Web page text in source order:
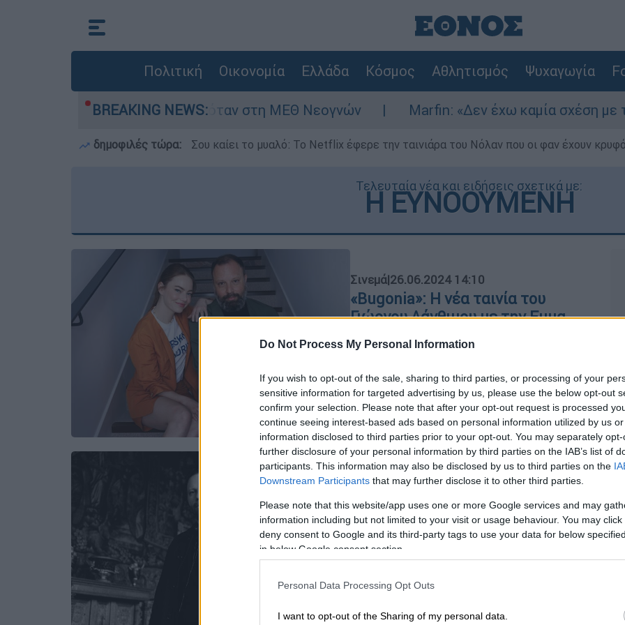
Do Not Process My Personal Information
If you wish to opt-out of the sale, sharing to third parties, or processing of your
sensitive information for targeted advertising by us, please use the below opt-out
confirm your selection. Please note that after your opt-out request is processed
continue seeing interest-based ads based on personal information utilized by us
information disclosed to third parties prior to your opt-out. You may separately
further disclosure of your personal information by third parties on the IAB’s list of
participants. This information may also be disclosed by us to third parties on the
Downstream Participants that may further disclose it to other third parties.
Please note that this website/app uses one or more Google services and may
information including but not limited to your visit or usage behaviour. You may
deny consent to Google and its third-party tags to use your data for below
in below Google consent section.
Personal Data Processing Opt Outs
I want to opt-out of the Sharing of my personal data.
Πολιτική Οικονομία Ελλάδα Κόσμος Αθλητισμός Ψυχαγωγία
BREAKING NEWS:
8 ημερών - Νοσηλευόταν στη ΜΕΘ Νεογνών Marfin: «Δεν έχω καμία σχέση με την
δημοφιλές τώρα: Σου καίει το μυαλό: Το Netflix έφερε την ταινιάρα του Νόλαν που οι φαν έχουν
Τελευταία νέα και ειδήσεις σχετικά με:
Η ΕΥΝΟΟΥΜΕΝΗ
Σινεμά|26.06.2024 14:10
«Bugonia»: Η νέα ταινία του
Γιώργου Λάνθιμου με την Εμμα
Στόουν στον πρωταγωνιστικό
ρόλο
Η ταινία αναμένεται να κυκλοφορήσει
στις αίθουσες το 2025
Σινεμά| 20.05.2020 11:26
Γιώργος Λάνθιμος: Ετοιμάζει
γουέστερν με τον σεναριογράφο
της «Ευνοούμενης»
Ο Έλληνας σκηνοθέτης συνεργάζεται
ξανά με τον Τόνι ΜακΝαμάρα για την
«Hawkline Monster»